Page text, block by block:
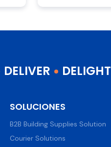
DELIVER DELIGHT
SOLUCIONES
B2B Building Supplies Solution
Courier Solutions